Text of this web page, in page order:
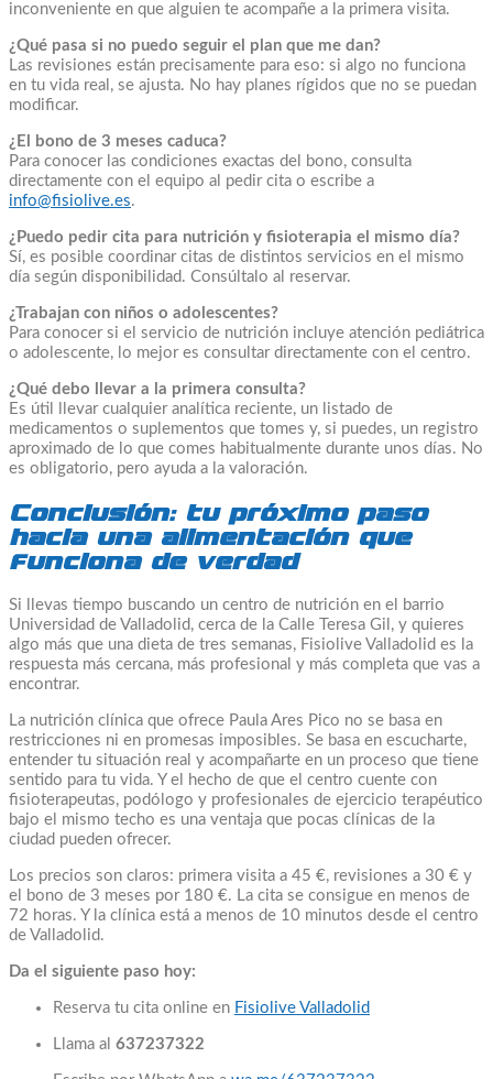
inconveniente en que alguien te acompañe a la primera visita.
¿Qué pasa si no puedo seguir el plan que me dan?
Las revisiones están precisamente para eso: si algo no funciona
en tu vida real, se ajusta. No hay planes rígidos que no se puedan
modificar.
¿El bono de 3 meses caduca?
Para conocer las condiciones exactas del bono, consulta
directamente con el equipo al pedir cita o escribe a
info@fisiolive.es.
¿Puedo pedir cita para nutrición y fisioterapia el mismo día?
Sí, es posible coordinar citas de distintos servicios en el mismo
día según disponibilidad. Consúltalo al reservar.
¿Trabajan con niños o adolescentes?
Para conocer si el servicio de nutrición incluye atención pediátrica
o adolescente, lo mejor es consultar directamente con el centro.
¿Qué debo llevar a la primera consulta?
Es útil llevar cualquier analítica reciente, un listado de
medicamentos o suplementos que tomes y, si puedes, un registro
aproximado de lo que comes habitualmente durante unos días. No
es obligatorio, pero ayuda a la valoración.
Conclusión: tu próximo paso
hacia una alimentación que
funciona de verdad
Si llevas tiempo buscando un centro de nutrición en el barrio
Universidad de Valladolid, cerca de la Calle Teresa Gil, y quieres
algo más que una dieta de tres semanas, Fisiolive Valladolid es la
respuesta más cercana, más profesional y más completa que vas a
encontrar.
La nutrición clínica que ofrece Paula Ares Pico no se basa en
restricciones ni en promesas imposibles. Se basa en escucharte,
entender tu situación real y acompañarte en un proceso que tiene
sentido para tu vida. Y el hecho de que el centro cuente con
fisioterapeutas, podólogo y profesionales de ejercicio terapéutico
bajo el mismo techo es una ventaja que pocas clínicas de la
ciudad pueden ofrecer.
Los precios son claros: primera visita a 45 €, revisiones a 30 € y
el bono de 3 meses por 180 €. La cita se consigue en menos de
72 horas. Y la clínica está a menos de 10 minutos desde el centro
de Valladolid.
Da el siguiente paso hoy:
Reserva tu cita online en Fisiolive Valladolid
Llama al 637237322